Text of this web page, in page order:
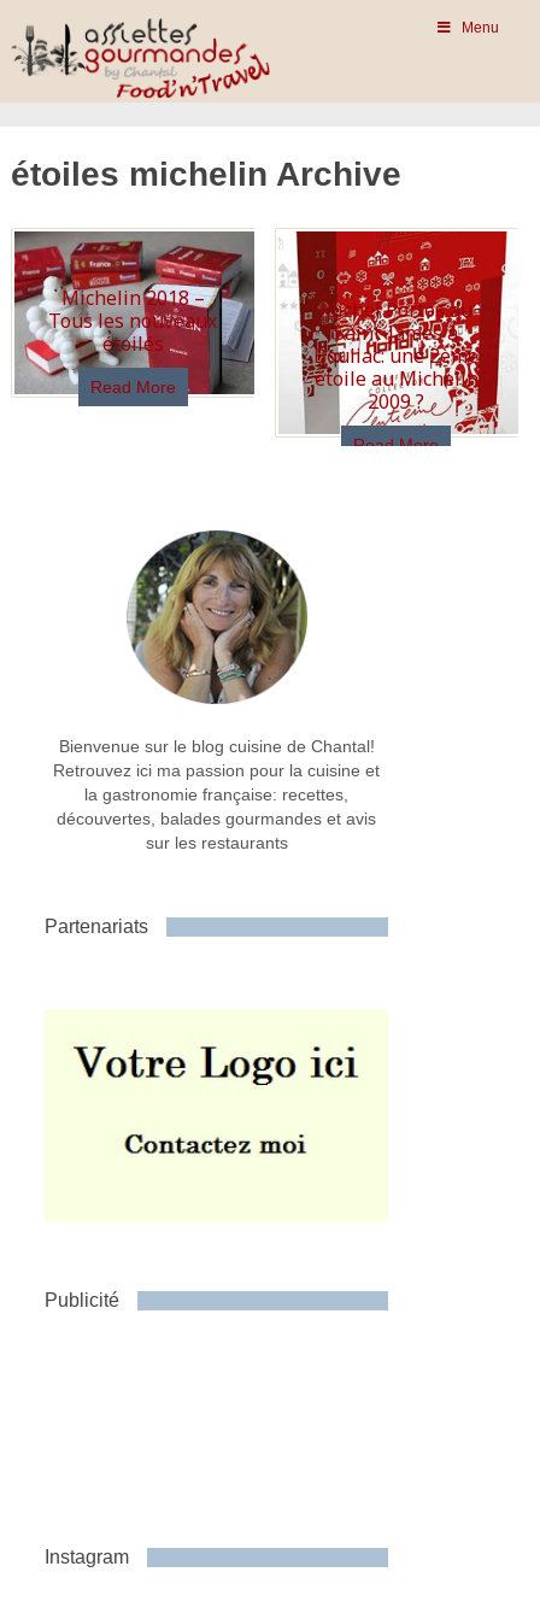
Menu
étoiles michelin Archive
Michelin 2018 –
Tous les nouveaux
étoilés
Read More
Michel Portos au
Saint-James à
Bouliac: une 2ème
étoile au Michelin
2009 ?
Read More
Bienvenue sur le blog cuisine de Chantal!
Retrouvez ici ma passion pour la cuisine et
la gastronomie française: recettes,
découvertes, balades gourmandes et avis
sur les restaurants
Partenariats
Publicité
Instagram